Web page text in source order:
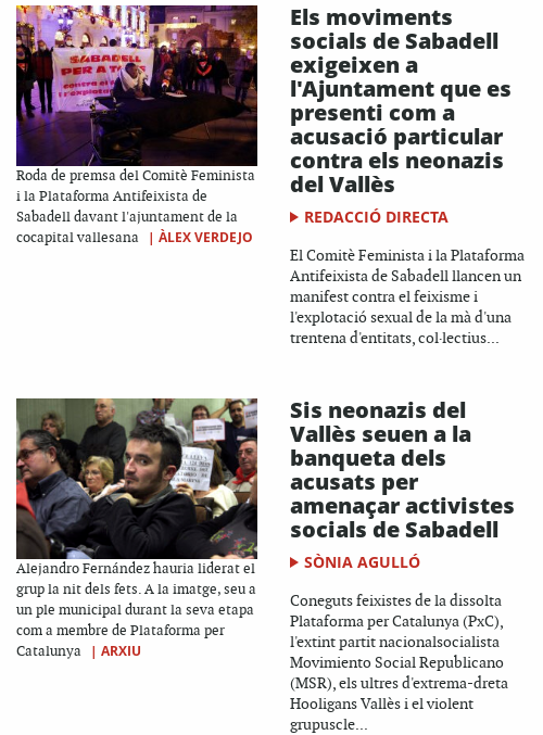
Roda de premsa del Comitè Feminista
i la Plataforma Antifeixista de
Sabadell davant l'ajuntament de la
cocapital vallesana
| ÀLEX VERDEJO
Els moviments
socials de Sabadell
exigeixen a
l'Ajuntament que es
presenti com a
acusació particular
contra els neonazis
del Vallès
REDACCIÓ DIRECTA
El Comitè Feminista i la Plataforma
Antifeixista de Sabadell llancen un
manifest contra el feixisme i
l'explotació sexual de la mà d'una
trentena d'entitats, col·lectius...
Alejandro Fernández hauria liderat el
grup la nit dels fets. A la imatge, seu a
un ple municipal durant la seva etapa
com a membre de Plataforma per
Catalunya
| ARXIU
Sis neonazis del
Vallès seuen a la
banqueta dels
acusats per
amenaçar activistes
socials de Sabadell
SÒNIA AGULLÓ
Coneguts feixistes de la dissolta
Plataforma per Catalunya (PxC),
l'extint partit nacionalsocialista
Movimiento Social Republicano
(MSR), els ultres d'extrema-dreta
Hooligans Vallès i el violent
grupuscle...